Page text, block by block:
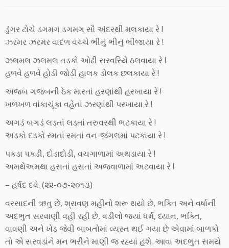
ડુંગર ટોચે ડગમગ ડગમગ સૌ અંદરથી મલકાયા રે !
ઝરમર ઝરમર વાદળ વચ્ચે ભીનું ભીનું ભીંજાયા રે !
ઝલમલ ઝલમલ તડકો ઓઢી સરવરિયે ઠલવાયા રે !
હળવે હળવે હોડી જોડી હાલક ડોલક છલકાયા રે !
અજબ ગજબની ઠેક મારતાં હરણાંથી હરખાયા રે !
ખળખળ વાંકાચૂંકા વહેતાં ઝરણાંથી પરખાયા રે !
અગડં બગડં લડતાં લડતાં તરુવરથી ભટકાયા રે !
અડકો દડકો રમતાં રમતાં વન-જંગલમાં પટકાયા રે !
પકડા પકડી, દોડાદોડી, વચગાળામાં અથડાયા રે !
અમથેઅમથા હસતાં હસતાં અજવાળામાં અટવાયા રે !
– હર્ષદ દવે. (૨૨-૦૭-૨૦૧૩)
વરસાદની ઋતુ છે, શ્રાવણ મહીનો શરૂ થયો છે, ભક્તિ અને વર્ષાની
અદભુત સરવાણી વહી રહી છે, વડીલો જ્યાં ધર્મ, ધ્યાન, ભક્તિ,
વાવણી અને ખેડ જેવી બાબતોમાં વ્યસ્ત થઈ ગયા છે એવામાં બાળકો
તો એ સરવડાંને મન ભરીને માણી જ રહ્યાં હશે. આવા અદભુત સમયે